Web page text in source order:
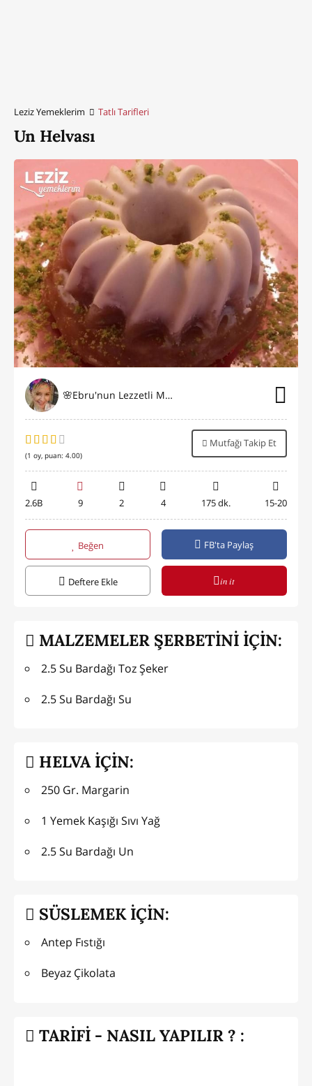
Leziz Yemeklerim Tatlı Tarifleri
Un Helvası
🌸Ebru'nun Lezzetli Mutfağı🌸
(1 oy, puan: 4.00)
Mutfağı Takip Et
2.6B 9 2 4 175 dk. 15-20
Beğen FB'ta Paylaş
Deftere Ekle in it
MALZEMELER ŞERBETİNİ İÇİN:
2.5 Su Bardağı Toz Şeker
2.5 Su Bardağı Su
HELVA İÇİN:
250 Gr. Margarin
1 Yemek Kaşığı Sıvı Yağ
2.5 Su Bardağı Un
SÜSLEMEK İÇİN:
Antep Fıstığı
Beyaz Çikolata
TARİFİ - NASIL YAPILIR ? :